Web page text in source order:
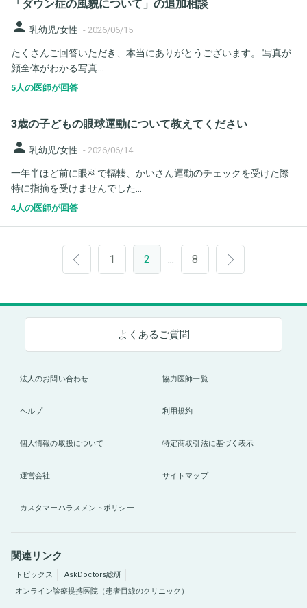
「ダウン症の風貌について」の追加相談
person 乳幼児/女性 - 2026/06/15
たくさんご回答いただき、本当にありがとうございます。 写真が
顔全体がわかる写真...
5人の医師が回答
3歳の子どもの眼球運動について教えてください
person 乳幼児/女性 - 2026/06/14
一年半ほど前に眼科で輻輳、かいさん運動のチェックを受けた際
特に指摘を受けませんでした...
4人の医師が回答
1 2 8
よくあるご質問
法人のお問い合わせ 協力医師一覧
ヘルプ 利用規約
個人情報の取扱について 特定商取引法に基づく表示
運営会社 サイトマップ
カスタマーハラスメントポリシー
関連リンク
トピックス
AskDoctors総研
オンライン診療提携医院（患者目線のクリニック）